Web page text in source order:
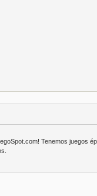
Tenemos juegos